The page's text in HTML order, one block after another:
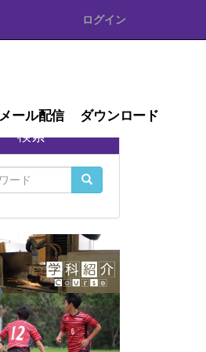
ログイン
メール配信 ダウンロード
検索